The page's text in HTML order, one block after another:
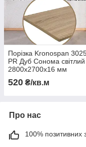
Порізка Kronospan
PR Дуб Сонома світлий
2800х2700х16 мм
520 ₴/кв.м
Про нас
100% позитивних з